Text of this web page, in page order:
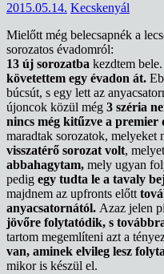
2015.05.14. Kecskenyál
Mielőtt még belecsapnék a
sorozatos évadomról:
13 új sorozatba kezdtem
követettem egy évadon át.
búcsút, s egy lett az
újoncok közül még 3 széria
nincs még kitűzve a premier
maradtak sorozatok, melyeket
visszatérő sorozat volt,
abbahagytam, mely ugyan
pedig egy tudta le a tavaly
majdnem az upfronts előtt
anyacsatornától. Azaz jelen
jövőre folytatódik, s
tartom megemlíteni azt a
van, aminek elvileg lesz
mikor is készül el.